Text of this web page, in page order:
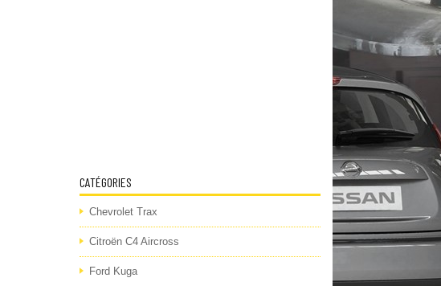
CATÉGORIES
Chevrolet Trax
Citroën C4 Aircross
Ford Kuga